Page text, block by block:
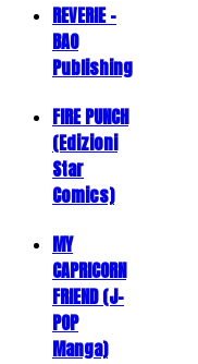
REVERIE -
BAO
Publishing
FIRE PUNCH
(Edizioni
Star
Comics)
MY
CAPRICORN
FRIEND (J-
POP
Manga)